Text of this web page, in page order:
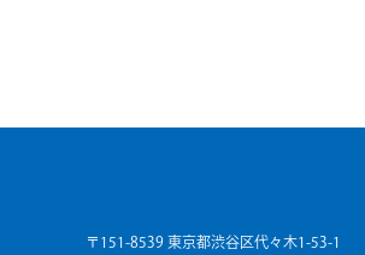
〒151-8539 東京都渋谷区代々木1-53-1